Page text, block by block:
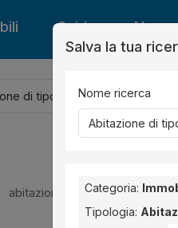
Guide News
abitazione economica
Salva la tua
Nome ricerca
Categoria:
Tipologia: